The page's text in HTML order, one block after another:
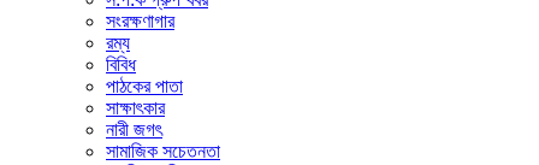
সংরক্ষণাগার
রম্য
বিবিধ
পাঠকের পাতা
সাক্ষাৎকার
নারী জগৎ
সামাজিক সচেতনতা